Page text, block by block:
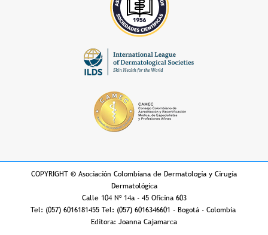
COPYRIGHT © Asociación Colombiana de Dermatología y Cirugía
Dermatológica
Calle 104 Nº 14a - 45 Oficina 603
Tel: (057) 6016181455 Tel: (057) 6016346601 - Bogotá - Colombia
Editora: Joanna Cajamarca